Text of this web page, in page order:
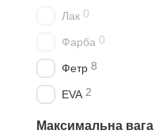
Лак 0
Фарба 0
Фетр 8
EVA 2
Максимальна вага